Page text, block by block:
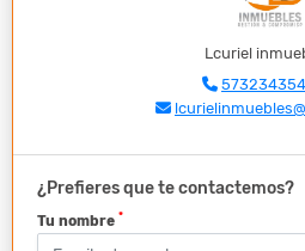
Lcuriel
¿Prefieres que te contactemos?
Tu nombre *